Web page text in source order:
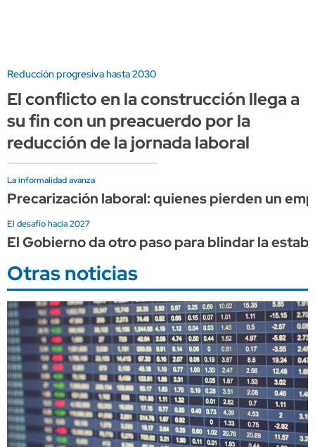
Reducción progresiva hasta 2030
El conflicto en la construcción llega a
su fin con un preacuerdo por la
reducción de la jornada laboral
La informalidad avanza
Precarización laboral: quienes pierden un
El desafío hacia 2027
El Gobierno da otro paso para blindar la
Otras noticias